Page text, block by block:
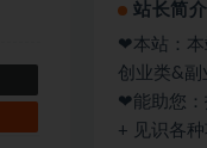
站长简介
❤本站：本
创业类&副
❤能助您：
+ 见识各